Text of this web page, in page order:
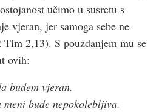
učimo u susretu s
vjeran, jer samoga sebe ne
2,13). S pouzdanjem mu se
ovih:
budem vjeran.
bude nepokolebljiva.